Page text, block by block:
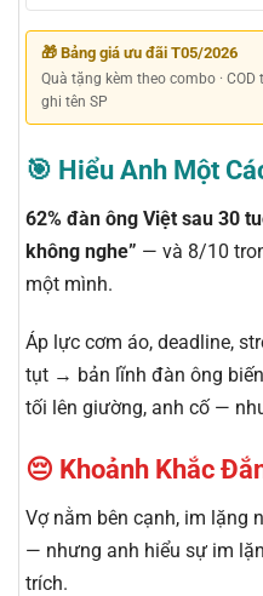
🎁 Bảng giá ưu đãi T05/2026
Quà tặng kèm theo combo ·
ghi tên SP
🎯 Hiểu Anh Một
62% đàn ông Việt sau 30
không nghe” — và 8/10
một mình.
Áp lực cơm áo, deadline,
tụt → bản lĩnh đàn ông
tối lên giường, anh cố —
😔 Khoảnh Khắc
Vợ nằm bên cạnh, im lặng
— nhưng anh hiểu sự im
trích.